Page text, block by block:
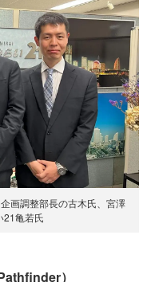
画調整部長の古木氏、宮澤
21亀若氏
）